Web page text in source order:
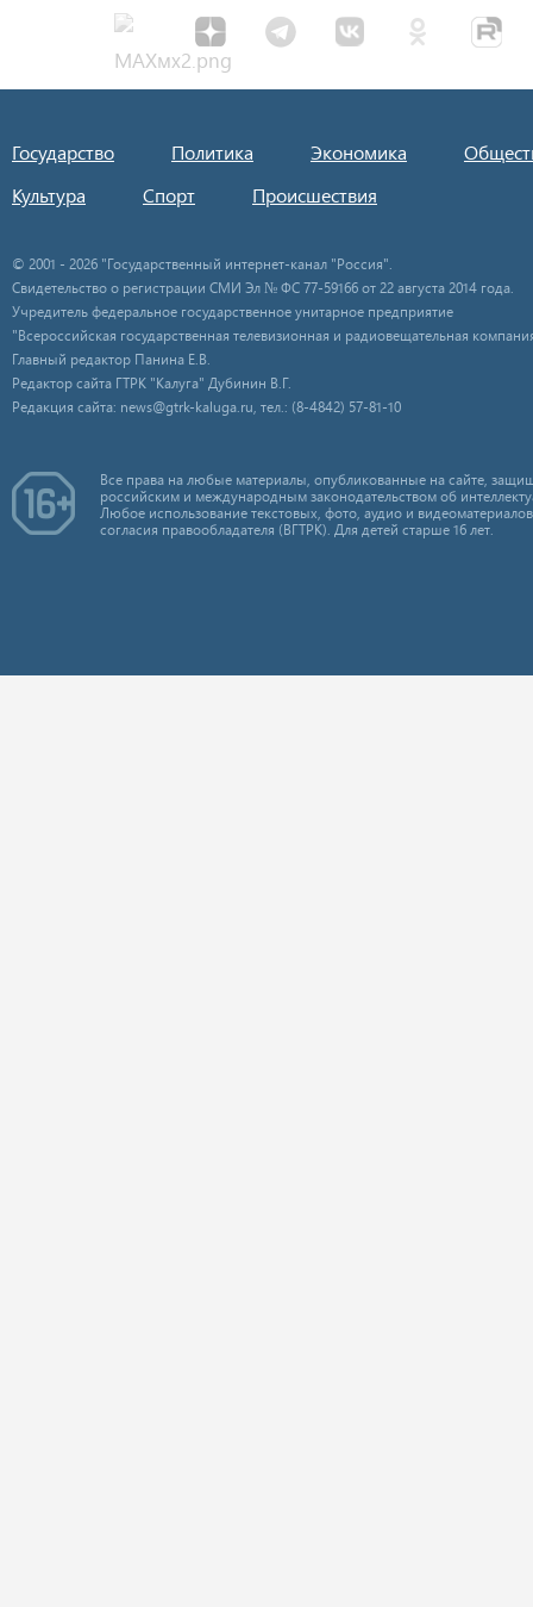
Государство Политика Экономика
Культура
Спорт Происшествия
© 2001 - 2026 "Государственный интернет-канал "Россия".
Свидетельство о регистрации СМИ Эл № ФС 77-59166 от 22 августа 2014 года.
Учредитель федеральное государственное унитарное предприятие
"Всероссийская государственная телевизионная и радиовещательная
Главный редактор Панина Е.В.
Редактор сайта ГТРК "Калуга" Дубинин В.Г.
Редакция сайта: news@gtrk-kaluga.ru, тел.: (8-4842) 57-81-10
Все права на любые материалы, опубликованные на сайте,
российским и международным законодательством об
Любое использование текстовых, фото, аудио и
согласия правообладателя (ВГТРК). Для детей старше 16 лет.